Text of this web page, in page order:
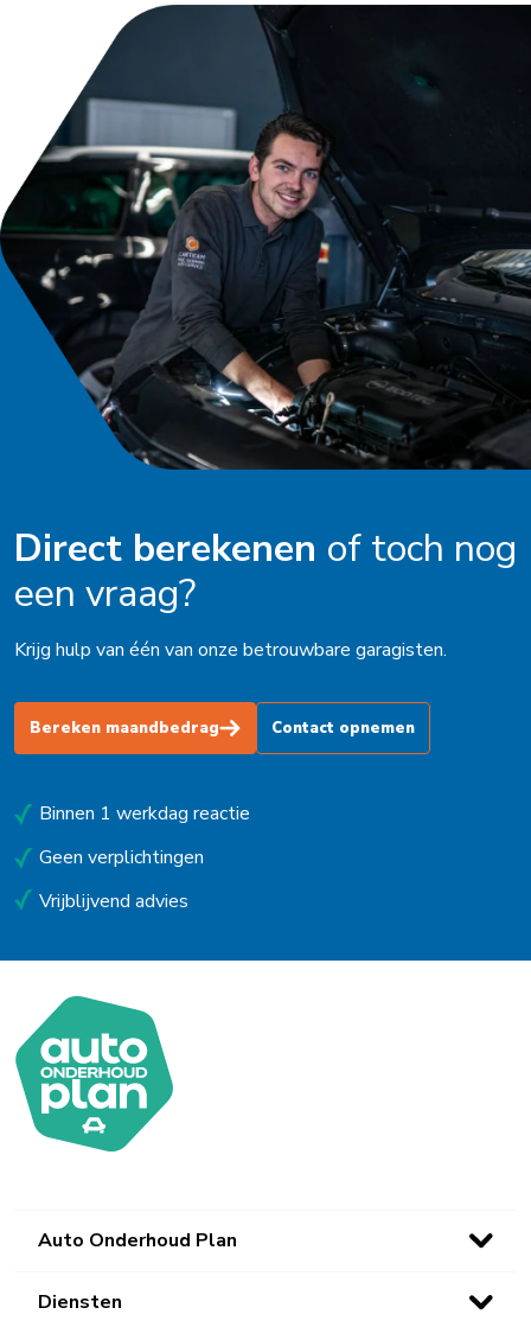
Direct berekenen of toch nog
een vraag?
Krijg hulp van één van onze betrouwbare garagisten.
Bereken maandbedrag Contact opnemen
Binnen 1 werkdag reactie
Geen verplichtingen
Vrijblijvend advies
Auto Onderhoud Plan
Diensten